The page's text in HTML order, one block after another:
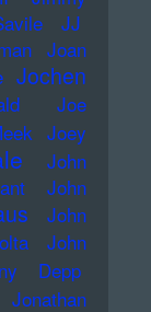
JJ
Joan
Jochen
Joe
Joey
John
John
John
John
Depp
Jonathan